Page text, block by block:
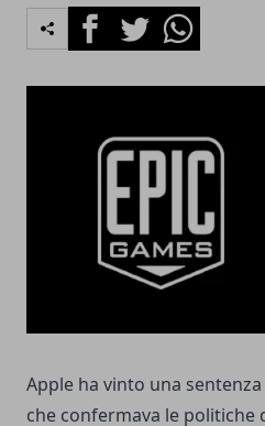
FacebookTwitterWhatsapp
Apple ha vinto una
che confermava le politiche